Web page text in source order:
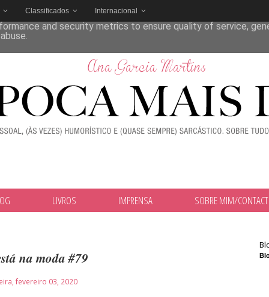
Classificados Internacional
LIVROS IMPRENSA SOBRE MIM/
na moda #79
fevereiro 03, 2020
its services and to analyze traffic. Your IP address and
and security metrics to ensure quality of service,